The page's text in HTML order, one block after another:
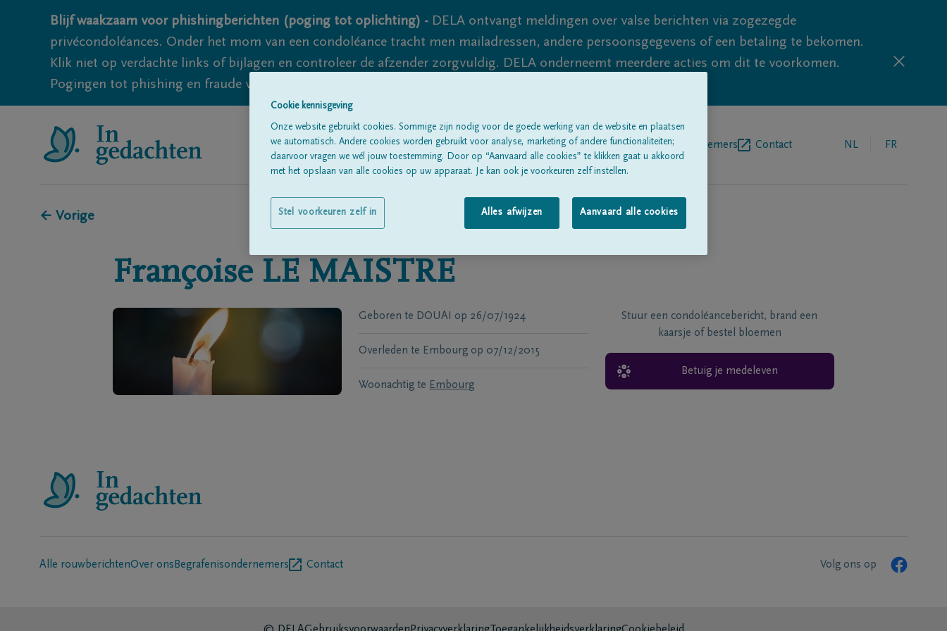
Blijf waakzaam voor phishingberichten (poging tot oplichting) - DELA ontvangt meldingen over valse berichten via zogezegde
privécondoléances. Onder het mom van een condoléance tracht men mailadressen, andere persoonsgegevens of een betaling te bekomen.
Klik niet op verdachte links of bijlagen en controleer de afzender zorgvuldig. DELA onderneemt meerdere acties om dit te voorkomen.
Pogingen tot phishing en fraude vallen echter nooit volledig uit te sluiten, dus blijf waakzaam.
Alle rouwberichten Over onsBegrafenisondernemers Contact NL FR
← Vorige
Françoise LE MAISTRE
Geboren te DOUAI op 26/07/1924
Overleden te Embourg op 07/12/2015
Woonachtig te Embourg
Stuur een condoléancebericht, brand een
kaarsje of bestel bloemen
Betuig je medeleven
Alle rouwberichtenOver ons Begrafenisondernemers Contact Volg ons op
Cookie kennisgeving
Onze website gebruikt cookies. Sommige zijn nodig voor de goede werking van de website en plaatsen
we automatisch. Andere cookies worden gebruikt voor analyse, marketing of andere functionaliteiten;
daarvoor vragen we wél jouw toestemming. Door op “Aanvaard alle cookies” te klikken gaat u akkoord
met het opslaan van alle cookies op uw apparaat. Je kan ook je voorkeuren zelf instellen.
Alles afwijzen Aanvaard alle cookies
Stel voorkeuren zelf in